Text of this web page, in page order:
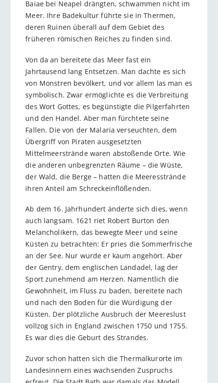
Baiae bei Neapel drängten, schwammen nicht im
Meer. Ihre Badekultur führte sie in Thermen,
deren Ruinen überall auf dem Gebiet des
früheren römischen Reiches zu finden sind.
Von da an bereitete das Meer fast ein
Jahrtausend lang Entsetzen. Man dachte es sich
von Monstren bevölkert, und vor allem las man es
symbolisch. Zwar ermöglichte es die Verbreitung
des Wort Gottes, es begünstigte die Pilgerfahrten
und den Handel. Aber man fürchtete seine
Fallen. Die von der Malaria verseuchten, dem
Übergriff von Piraten ausgesetzten
Mittelmeerstrände waren abstoßende Orte. Wie
die anderen unbegrenzten Räume – die Wüste,
der Wald, die Berge – hatten die Meeresstrände
ihren Anteil am Schreckeinflößenden.
Ab dem 16. Jahrhundert änderte sich dies, wenn
auch langsam. 1621 riet Robert Burton den
Melancholikern, das bewegte Meer und seine
Küsten zu betrachten: Er pries die Sommerfrische
an der See. Nur wurde er kaum angehört. Aber
der Gentry, dem englischen Landadel, lag der
Sport zunehmend am Herzen. Namentlich die
Gewohnheit, im Fluss zu baden, bereitete nach
und nach den Boden für die Würdigung der
Küsten. Der plötzliche Ausbruch der Meereslust
vollzog sich in England zwischen 1750 und 1755.
Es war dies die Geburt des Strandes.
Zuvor schon hatten sich die Thermalkurorte im
Landesinnern eines wachsenden Zuspruchs